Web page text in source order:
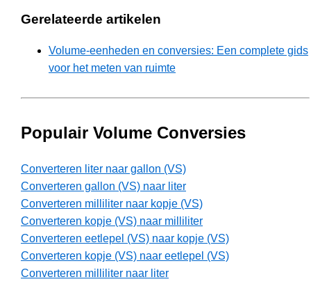
Gerelateerde artikelen
Volume-eenheden en conversies: Een complete gids
voor het meten van ruimte
Populair Volume Conversies
Converteren liter naar gallon (VS)
Converteren gallon (VS) naar liter
Converteren milliliter naar kopje (VS)
Converteren kopje (VS) naar milliliter
Converteren eetlepel (VS) naar kopje (VS)
Converteren kopje (VS) naar eetlepel (VS)
Converteren milliliter naar liter